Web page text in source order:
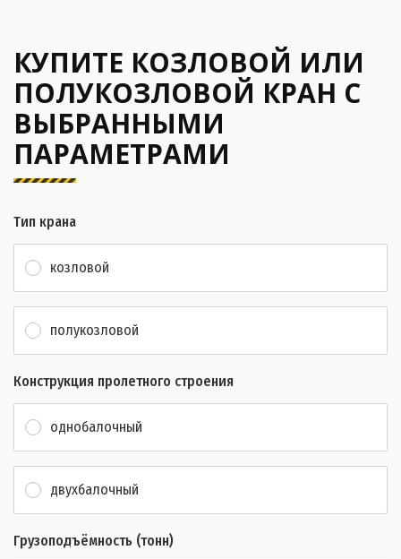
КУПИТЕ КОЗЛОВОЙ ИЛИ
ПОЛУКОЗЛОВОЙ КРАН С
ВЫБРАННЫМИ
ПАРАМЕТРАМИ
Тип крана
козловой
полукозловой
Конструкция пролетного строения
однобалочный
двухбалочный
Грузоподъёмность (тонн)